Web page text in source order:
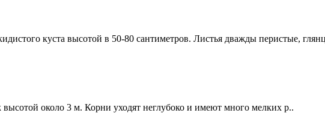
куста высотой в 50-80 сантиметров. Листья дважды перистые,
около 3 м. Корни уходят неглубоко и имеют много мелких р..